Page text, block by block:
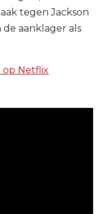
tegen Jackson
aanklager als
op Netflix